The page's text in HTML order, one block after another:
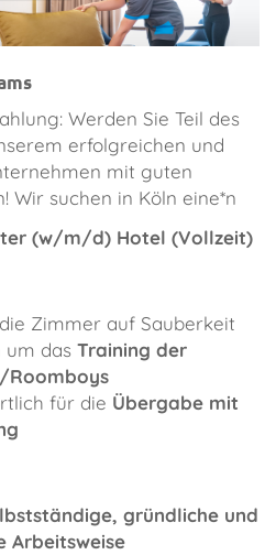
Werden Sie Teil des
erfolgreichen und
mit guten
Wir suchen in Köln eine*n
(w/m/d) Hotel (Vollzeit)
die Zimmer auf Sauberkeit
um das Training der
Roomboys
für die Übergabe mit
gründliche und
Arbeitsweise